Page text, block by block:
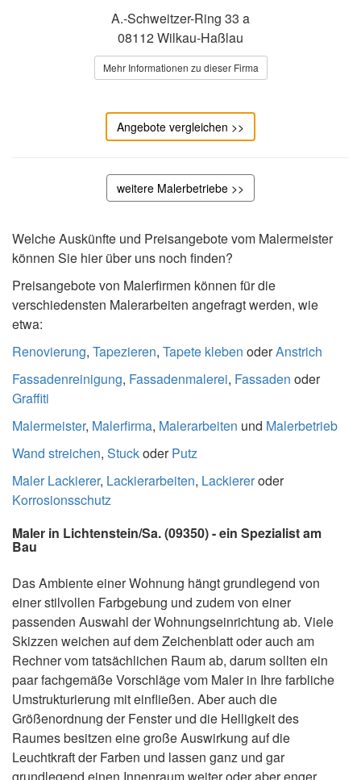
A.-Schweitzer-Ring 33 a
08112 Wilkau-Haßlau
Mehr Informationen zu dieser Firma
Angebote vergleichen >>
weitere Malerbetriebe >>
Welche Auskünfte und Preisangebote vom Malermeister
können Sie hier über uns noch finden?
Preisangebote von Malerfirmen können für die
verschiedensten Malerarbeiten angefragt werden, wie
etwa:
Renovierung, Tapezieren, Tapete kleben oderAnstrich
Fassadenreinigung, Fassadenmalerei, Fassaden oder
Graffiti
Malermeister, Malerfirma, Malerarbeiten und Malerbetrieb
Wand streichen, StuckoderPutz
Maler Lackierer, Lackierarbeiten, Lackiereroder
Korrosionsschutz
Maler in Lichtenstein/Sa. (09350) - ein Spezialist am
Bau
Das Ambiente einer Wohnung hängt grundlegend von
einer stilvollen Farbgebung und zudem von einer
passenden Auswahl der Wohnungseinrichtung ab. Viele
Skizzen weichen auf dem Zeichenblatt oder auch am
Rechner vom tatsächlichen Raum ab, darum sollten ein
paar fachgemäße Vorschläge vom Maler in Ihre farbliche
Umstrukturierung mit einfließen. Aber auch die
Größenordnung der Fenster und die Helligkeit des
Raumes besitzen eine große Auswirkung auf die
Leuchtkraft der Farben und lassen ganz und gar
grundlegend einen Innenraum weiter oder aber enger